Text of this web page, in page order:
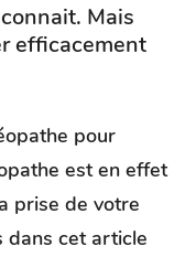
Mais
efficacement
pour
est en effet
prise de votre
dans cet article